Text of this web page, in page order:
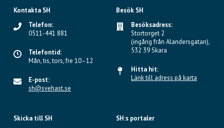
Kontakta SH
Telefon:
0511-441 881
Telefontid:
Mån, tis, tors, fre 10–12
E-post:
sh@svehast.se
Besök SH
Besöksadress:
Stortorget 2
(ingång från Alandersgatan),
532 39 Skara
Hitta hit:
Länk till adress på karta
Skicka till SH
SH:s portaler